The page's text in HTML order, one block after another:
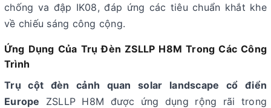
chống va đập IK08, đáp ứng các tiêu chuẩn khắt khe
về chiếu sáng công cộng.
Ứng Dụng Của Trụ Đèn ZSLLP H8M Trong Các Công
Trình
Trụ cột đèn cảnh quan solar landscape cổ điển
Europe ZSLLP H8M được ứng dụng rộng rãi trong